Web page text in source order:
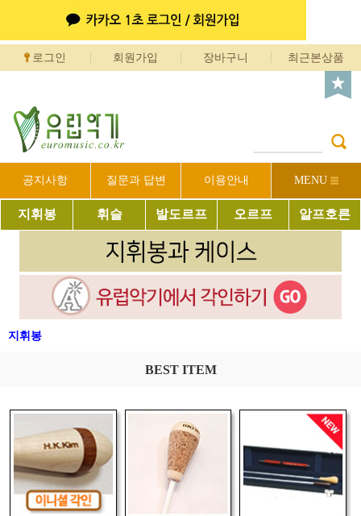
로그인 회원가입 장바구니 최근본상품
공지사항 질문과 답변 이용안내 MENU
지휘봉 휘슬 발도르프 오르프 알프호른
지휘봉
BEST ITEM